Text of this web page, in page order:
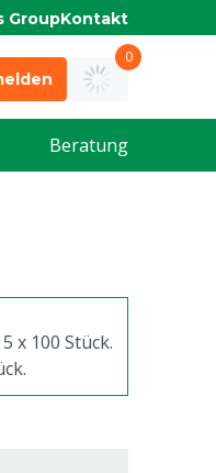
GroupKontakt
0
Beratung
x 100 Stück.